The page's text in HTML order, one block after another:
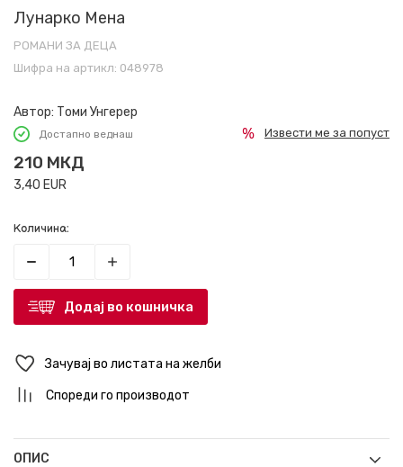
Лунарко Мена
РОМАНИ ЗА ДЕЦА
Шифра на артикл: 048978
Автор: Томи Унгерер
Достапно веднаш
210 МКД
3,40 EUR
Извести ме за попуст
Количина:
Додај во кошничка
Зачувај во листата на желби
Спореди го производот
ОПИС